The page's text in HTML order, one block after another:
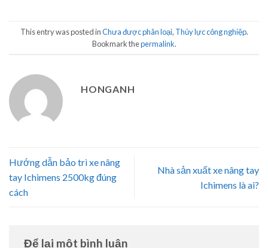
This entry was posted inChưa được phân loại, Thủy lực công nghiệp.
Bookmark thepermalink.
HONGANH
Hướng dẫn bảo trì xe nâng
tay Ichimens 2500kg đúng
cách
Nhà sản xuất xe nâng tay
Ichimens là ai?
Để lại một bình luận